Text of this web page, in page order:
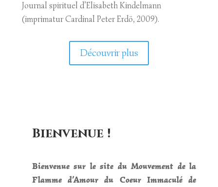
Journal spirituel d’Elisabeth Kindelmann
(imprimatur Cardinal Peter Erdö, 2009).
Découvrir plus
Bienvenue !
Bienvenue sur le site du Mouvement de la
Flamme d’Amour du Coeur Immaculé de